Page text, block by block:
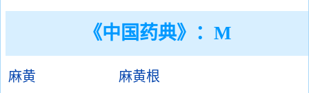
《中国药典》：M
麻黄
麻黄根